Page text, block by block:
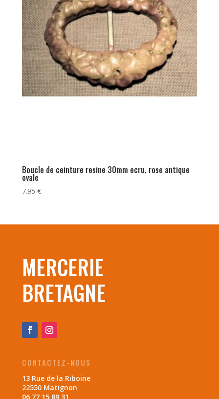
Boucle de ceinture resine 30mm ecru, rose antique
ovale
7.95 €
MERCERIE
BRETAGNE
CONTACTEZ-NOUS
13 Rue de la Riboine
22550 Matignon
06 77 15 89 31